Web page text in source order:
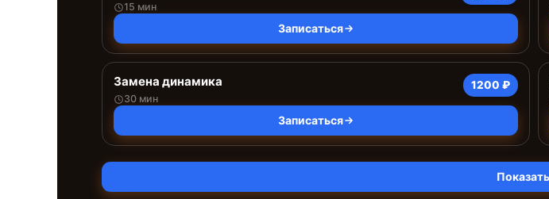
15 мин
Записаться
Замена динамика
30 мин
1200 ₽
Записаться